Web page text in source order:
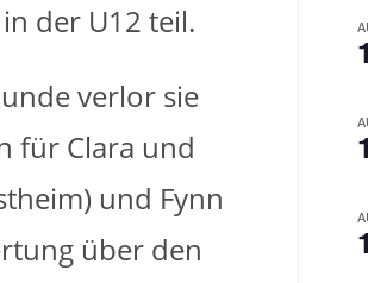
der U12 teil.
verlor sie
für Clara und
und Fynn
über den